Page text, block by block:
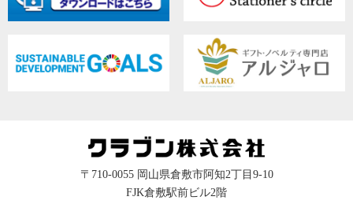
〒710-0055 岡山県倉敷市阿知2丁目9-10
FJK倉敷駅前ビル2階